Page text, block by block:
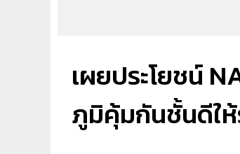
เผยประโยชน์
ภูมิคุ้มกันชั้นดีใ